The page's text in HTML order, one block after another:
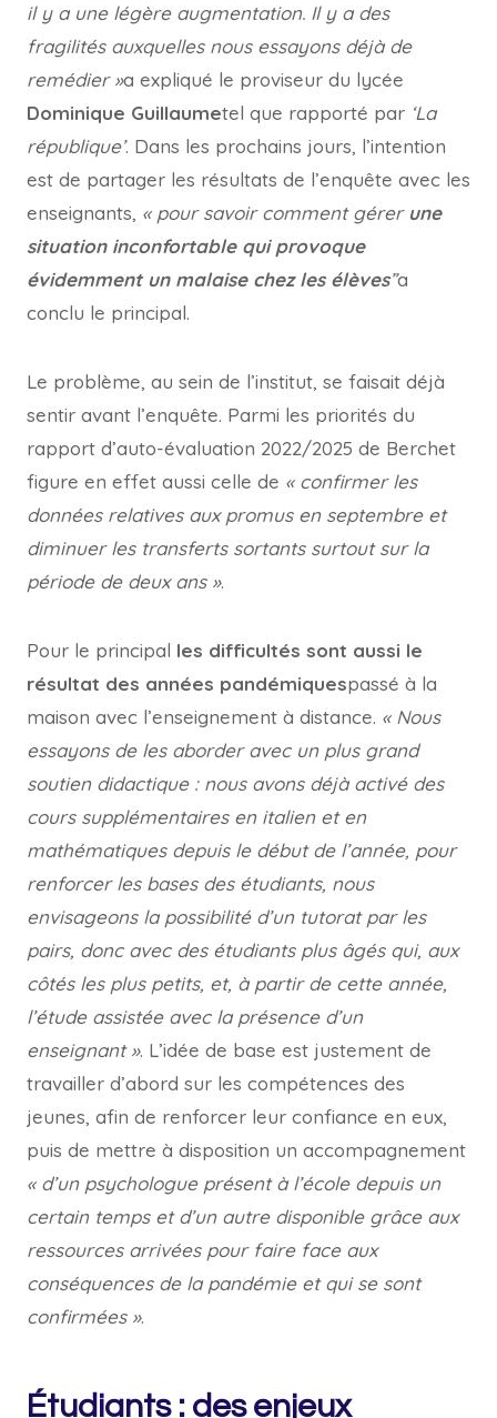
il y a une légère augmentation. Il y a des
fragilités auxquelles nous essayons déjà de
remédier »a expliqué le proviseur du lycée
Dominique Guillaumetel que rapporté par ‘La
république’. Dans les prochains jours, l’intention
est de partager les résultats de l’enquête avec les
enseignants, « pour savoir comment gérer une
situation inconfortable qui provoque
évidemment un malaise chez les élèves”a
conclu le principal.
Le problème, au sein de l’institut, se faisait déjà
sentir avant l’enquête. Parmi les priorités du
rapport d’auto-évaluation 2022/2025 de Berchet
figure en effet aussi celle de « confirmer les
données relatives aux promus en septembre et
diminuer les transferts sortants surtout sur la
période de deux ans ».
Pour le principal les difficultés sont aussi le
résultat des années pandémiquespassé à la
maison avec l’enseignement à distance. « Nous
essayons de les aborder avec un plus grand
soutien didactique : nous avons déjà activé des
cours supplémentaires en italien et en
mathématiques depuis le début de l’année, pour
renforcer les bases des étudiants, nous
envisageons la possibilité d’un tutorat par les
pairs, donc avec des étudiants plus âgés qui, aux
côtés les plus petits, et, à partir de cette année,
l’étude assistée avec la présence d’un
enseignant ». L’idée de base est justement de
travailler d’abord sur les compétences des
jeunes, afin de renforcer leur confiance en eux,
puis de mettre à disposition un accompagnement
« d’un psychologue présent à l’école depuis un
certain temps et d’un autre disponible grâce aux
ressources arrivées pour faire face aux
conséquences de la pandémie et qui se sont
confirmées ».
Étudiants : des enjeux